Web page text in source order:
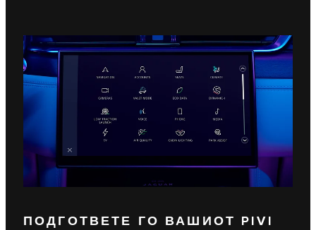
ПОДГОТВЕТЕ ГО ВАШИОТ PIVI